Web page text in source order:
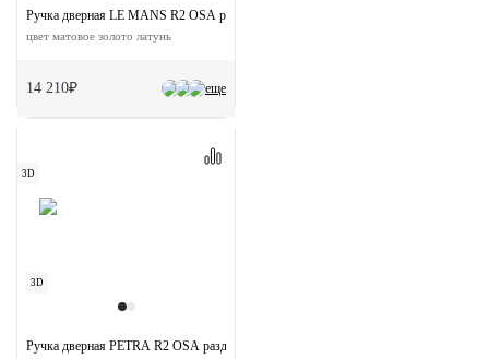
еще
Ручка дверная LE MANS R2 OSA раздельная на круглой розетке
цвет матовое золото латунь
14 210₽
3D
3D
Ручка дверная PETRA R2 OSA раздельная на круглой розетке